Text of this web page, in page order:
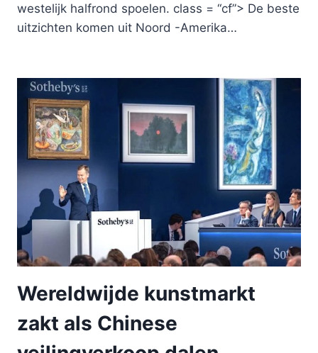
westelijk halfrond spoelen. class = “cf”> De beste
uitzichten komen uit Noord -Amerika…
Wereldwijde kunstmarkt
zakt als Chinese